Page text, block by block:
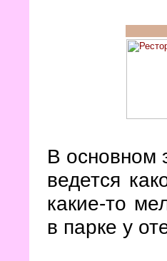
В основном
ведется
какие-то
в парке у